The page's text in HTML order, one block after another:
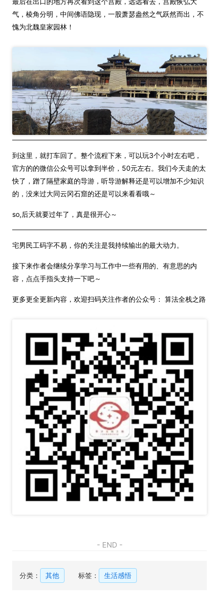
气，棱角分明，中间佛语隐现，一股萧瑟盎然之气跃然而出，不
愧为北魏皇家园林！
到这里，就打车回了。整个流程下来，可以玩3个小时左右吧，
官方的的微信公众号可以拿到半价，50元左右。我们今天走的太
快了，蹭了隔壁家庭的导游，听导游解释还是可以增加不少知识
的，没来过大同云冈石窟的还是可以来看看哦～
so,后天就要过年了，真是很开心～
宅男民工码字不易，你的关注是我持续输出的最大动力。
接下来作者会继续分享学习与工作中一些有用的、有意思的内
容，点点手指头支持一下吧～
更多更全更新内容，欢迎扫码关注作者的公众号： 算法全栈之路
- END -
分类： 其他 标签： 生活感悟